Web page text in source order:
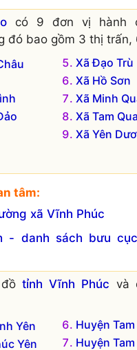
có 9 đơn vị hành
đó bao gồm 3 thị trấn,
Xã Đạo Trù
Xã Hồ Sơn
Xã Minh
Xã Tam
Xã Yên
tâm:
xã Vĩnh Phúc
- danh sách bưu
tỉnh Vĩnh Phúc và
Yên
Yên
Huyện
Huyện